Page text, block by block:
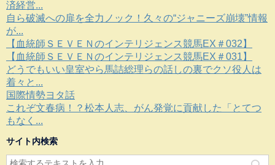
済経営...
自ら破滅への扉を全力ノック！久々の“ジャニーズ崩壊”情報
が...
【血統師ＳＥＶＥＮのインテリジェンス競馬EX＃032】
【血統師ＳＥＶＥＮのインテリジェンス競馬EX＃031】
どうでもいい皇室やら馬詰総理らの話しの裏でクソ役人は
着々と...
国際情勢ヨタ話
これぞ文春病！？松本人志、がん発覚に貢献した「とてつ
もなく...
サイト内検索